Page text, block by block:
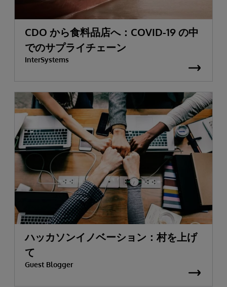
CDO から食料品店へ：COVID-19 の中
でのサプライチェーン
InterSystems
ハッカソンイノベーション：村を上げ
て
Guest Blogger